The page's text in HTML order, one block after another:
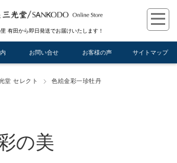
有田から即日発送でお届けいたします！
お問い合せ お客様の声 サイトマップ
堂 セレクト 色絵金彩一珍牡丹
の美